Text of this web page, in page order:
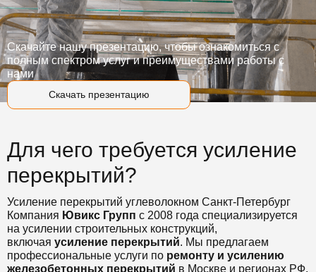
Скачать презентацию
Скачайте нашу презентацию, чтобы ознакомиться с
полным спектром услуг и преимуществами работы с
нами
Для чего требуется усиление
перекрытий?
Усиление перекрытий углеволокном Санкт-Петербург
Компания Ювикс Групп с 2008 года специализируется
на усилении строительных конструкций,
включая усиление перекрытий. Мы предлагаем
профессиональные услуги по ремонту и усилению
железобетонных перекрытий в Москве и регионах РФ.